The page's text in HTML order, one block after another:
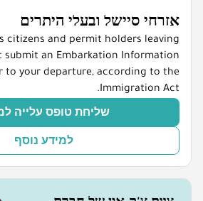
אזרחי סיישל ובעלי היתרים
citizens and permit holders leaving
submit an Embarkation Information
to your departure, according to the
Immigration Act.
שליחת טופס עלייה
למידע נוסף